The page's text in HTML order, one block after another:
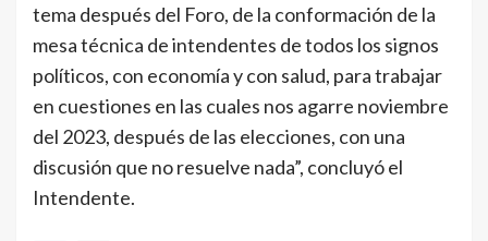
tema después del Foro, de la conformación de la
mesa técnica de intendentes de todos los signos
políticos, con economía y con salud, para trabajar
en cuestiones en las cuales nos agarre noviembre
del 2023, después de las elecciones, con una
discusión que no resuelve nada”, concluyó el
Intendente.